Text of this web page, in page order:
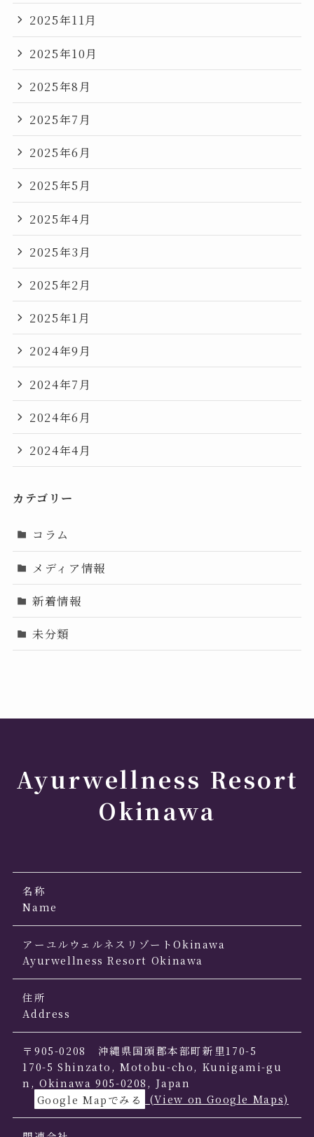
2025年11月
2025年10月
2025年8月
2025年7月
2025年6月
2025年5月
2025年4月
2025年3月
2025年2月
2025年1月
2024年9月
2024年7月
2024年6月
2024年4月
カテゴリー
コラム
メディア情報
新着情報
未分類
Ayurwellness Resort
Okinawa
名称
Name
アーユルウェルネスリゾートOkinawa
Ayurwellness Resort Okinawa
住所
Address
〒905-0208 沖縄県国頭郡本部町新里170-5
170-5 Shinzato, Motobu-cho, Kunigami-gu
n, Okinawa 905-0208, Japan
Google Mapでみる
(View on Google Maps)